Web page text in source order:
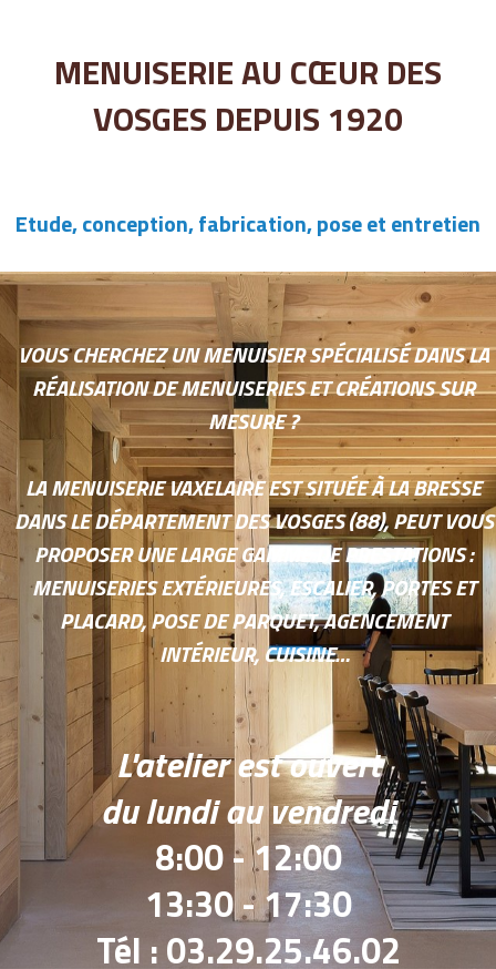
MENUISERIE AU CŒUR DES
VOSGES DEPUIS 1920
Etude, conception, fabrication, pose et entretien
VOUS CHERCHEZ UN MENUISIER SPÉCIALISÉ DANS LA
RÉALISATION DE MENUISERIES ET CRÉATIONS SUR
MESURE ?
LA MENUISERIE VAXELAIRE EST SITUÉE À LA BRESSE
DANS LE DÉPARTEMENT DES VOSGES (88), PEUT VOUS
PROPOSER UNE LARGE GAMME DE PRESTATIONS :
MENUISERIES EXTÉRIEURES, ESCALIER, PORTES ET
PLACARD, POSE DE PARQUET, AGENCEMENT
INTÉRIEUR, CUISINE…
L'atelier est ouvert
du lundi au vendredi
8:00 - 12:00
13:30 - 17:30
Tél : 03.29.25.46.02